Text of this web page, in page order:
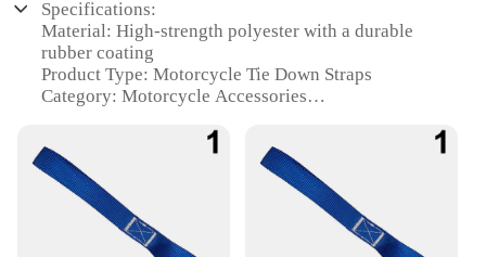
Specifications:
Material: High-strength polyester with a durable
rubber coating
Product Type: Motorcycle Tie Down Straps
Category: Motorcycle Accessories
Usage and Purpose: Securely fasten motorcycles for
transportation
Performance: Capable of withstanding up to 1,000
lbs of weight
Quantity: Available in sets of 2 or 4